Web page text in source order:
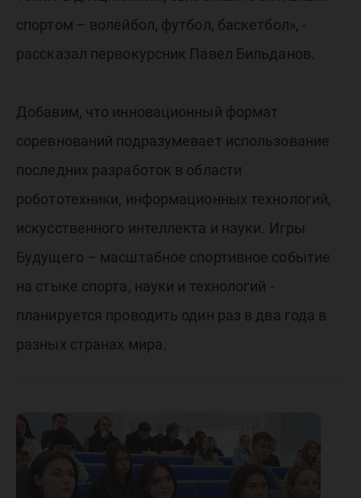
спортом – волейбол, футбол, баскетбол», -
рассказал первокурсник Павел Бильданов.
Добавим, что инновационный формат
соревнований подразумевает использование
последних разработок в области
робототехники, информационных технологий,
искусственного интеллекта и науки. Игры
Будущего – масштабное спортивное событие
на стыке спорта, науки и технологий -
планируется проводить один раз в два года в
разных странах мира.